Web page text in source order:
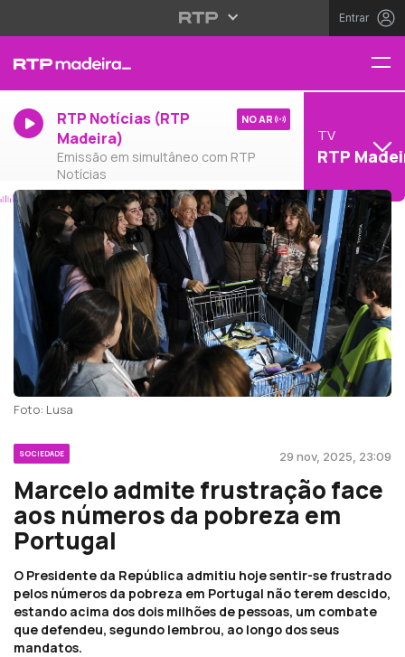
Entrar
RTP Notícias (RTP
Madeira)
Emissão em simultâneo com RTP
Notícias
NO AR
TV
RTP
Foto: Lusa
SOCIEDADE 29 nov, 2025, 23:09
Marcelo admite frustração face
aos números da pobreza em
Portugal
O Presidente da República admitiu hoje sentir-se frustrado
pelos números da pobreza em Portugal não terem descido,
estando acima dos dois milhões de pessoas, um combate
que defendeu, segundo lembrou, ao longo dos seus
mandatos.